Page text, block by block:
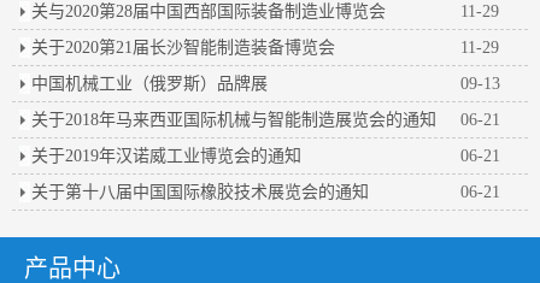
关与2020第28届中国西部国际装备制造业博览会
11-29
关于2020第21届长沙智能制造装备博览会
11-29
中国机械工业（俄罗斯）品牌展
09-13
关于2018年马来西亚国际机械与智能制造展览会的通知
06-21
关于2019年汉诺威工业博览会的通知
06-21
关于第十八届中国国际橡胶技术展览会的通知
06-21
产品中心